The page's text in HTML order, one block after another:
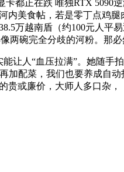
都正在跌 唯独RTX 5090
内美食帖，若是零丁点鸡
万越南盾（约100元人
两碗完全分歧的河粉。那必
人“血压拉满”。她随手
加配菜，我们也要养成自
或廉价，大师人多口杂，